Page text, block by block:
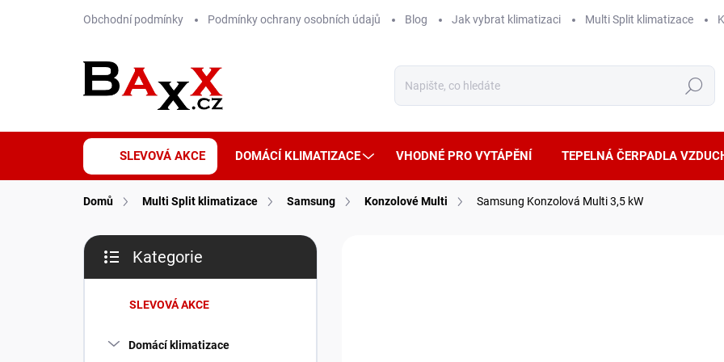
Obchodní podmínky Podmínky ochrany osobních údajů Blog Jak vybrat klimatizaci Multi Split klimatizace
Hledat
SLEVOVÁ AKCE DOMÁCÍ KLIMATIZACE VHODNÉ PRO VYTÁPĚNÍ TEPELNÁ ČERPADLA
Domů Multi Split klimatizace Samsung Konzolové Multi Samsung Konzolová Multi 3,5 kW
P
s
kategorie
Kategorie
SLEVOVÁ AKCE
Domácí klimatizace